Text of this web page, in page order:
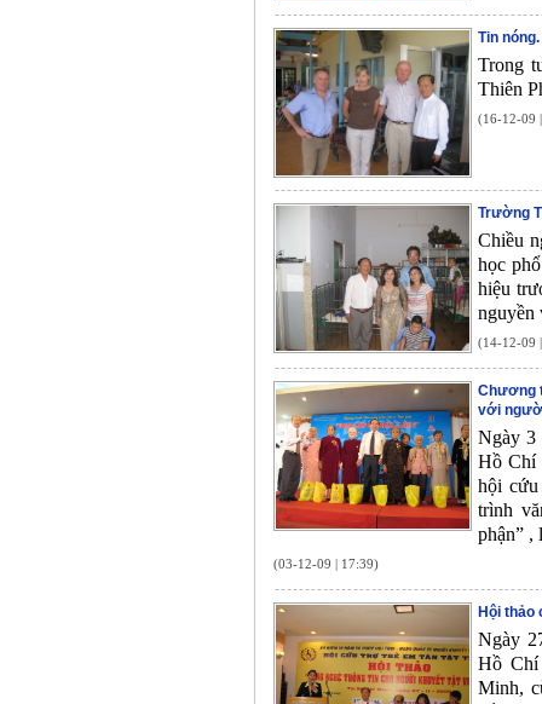
Tin
Trong
Thiên
(16-12-09
Trường
Chiều
học
hiệu
nguyền
(14-12-09
Chương
với
Ngày 3
Hồ Chí
hội
trình
phận” ,
(03-12-09 | 17:39)
Hội thảo
Ngày
Hồ Chí
Minh,